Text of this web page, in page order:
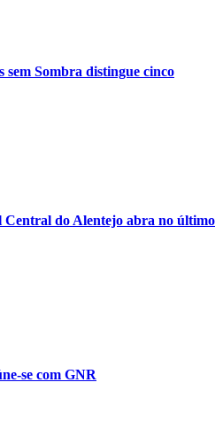
Sombra distingue cinco
Central do Alentejo abra no último
se com GNR